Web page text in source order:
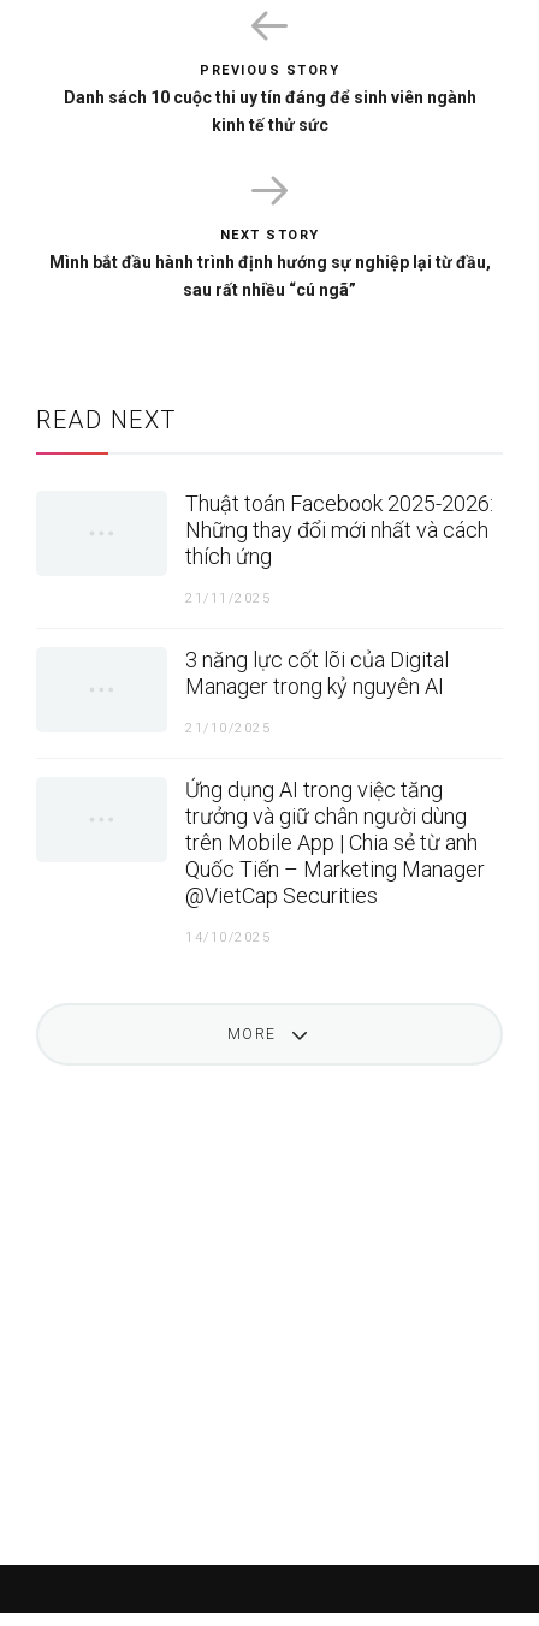
PREVIOUS STORY
Danh sách 10 cuộc thi uy tín đáng để sinh viên ngành
kinh tế thử sức
NEXT STORY
Mình bắt đầu hành trình định hướng sự nghiệp lại từ đầu,
sau rất nhiều “cú ngã”
READ NEXT
Thuật toán Facebook 2025-2026:
Những thay đổi mới nhất và cách
thích ứng
21/11/2025
3 năng lực cốt lõi của Digital
Manager trong kỷ nguyên AI
21/10/2025
Ứng dụng AI trong việc tăng
trưởng và giữ chân người dùng
trên Mobile App | Chia sẻ từ anh
Quốc Tiến – Marketing Manager
@VietCap Securities
14/10/2025
MORE